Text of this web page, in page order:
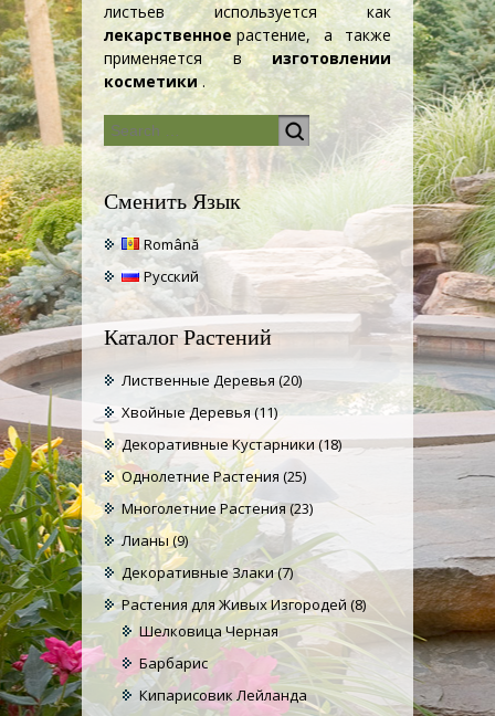
листьев используется как
лекарственное растение, а также
применяется визготовлении
косметики .
Сменить Язык
Română
Русский
Каталог Растений
Лиственные Деревья (20)
Хвойные Деревья(11)
Декоративные Кустарники(18)
Однолетние Растения (25)
Многолетние Растения(23)
Лианы (9)
Декоративные Злаки(7)
Растения для Живых Изгородей (8)
Шелковица Черная
Барбарис
Кипарисовик Лейланда